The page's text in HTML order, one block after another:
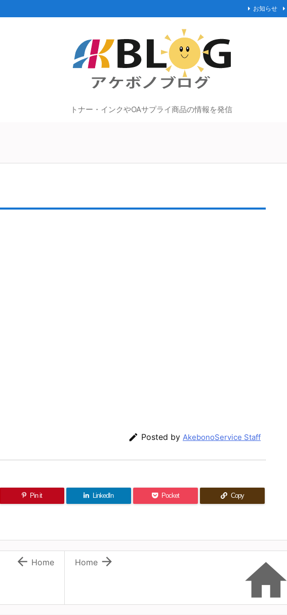
お知らせ
トナー・インクやOAサプライ商品の情報を発信
 Posted by AkebonoService Staff
Pin it LinkedIn Pocket Copy


Home
 Home